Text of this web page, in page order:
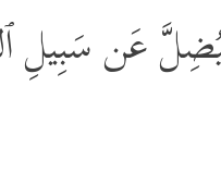
عَن سَبِیلِ